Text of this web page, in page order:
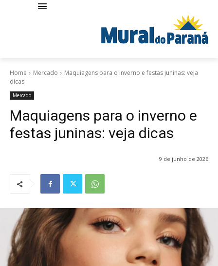
Home Mercado
Maquiagens para o inverno e festas juninas: veja
dicas
Mercado
Maquiagens para o inverno e
festas juninas: veja dicas
9 de junho de 2026